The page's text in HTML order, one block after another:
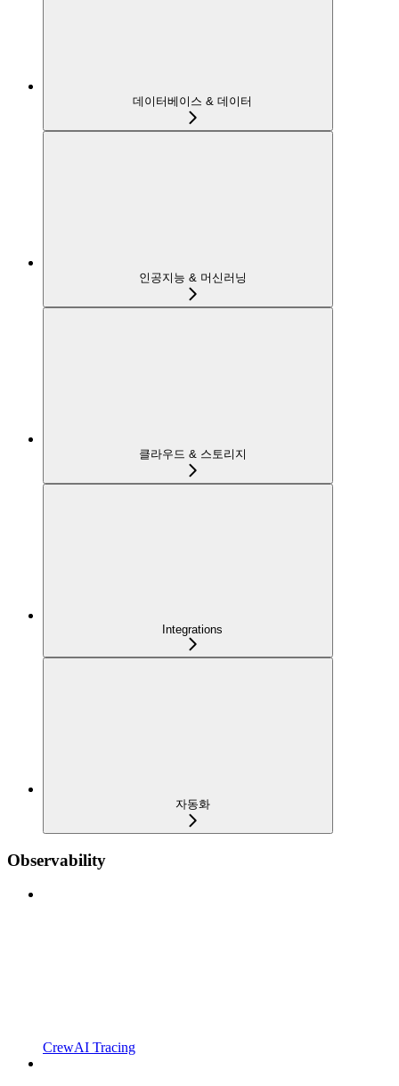
데이터베이스 & 데이터
인공지능 & 머신러닝
클라우드 & 스토리지
Integrations
자동화
Observability
CrewAI Tracing